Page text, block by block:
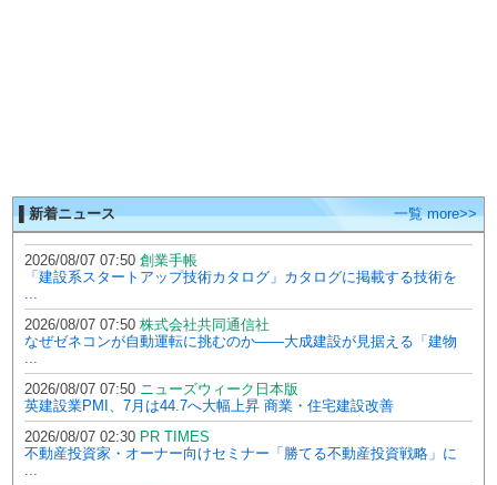
▌新着ニュース 一覧 more>>
2026/08/07 07:50 創業手帳
「建設系スタートアップ技術カタログ」カタログに掲載する技術を
...
2026/08/07 07:50 株式会社共同通信社
なぜゼネコンが自動運転に挑むのか――大成建設が見据える「建物
...
2026/08/07 07:50 ニューズウィーク日本版
英建設業PMI、7月は44.7へ大幅上昇 商業・住宅建設改善
2026/08/07 02:30 PR TIMES
不動産投資家・オーナー向けセミナー「勝てる不動産投資戦略」に
...